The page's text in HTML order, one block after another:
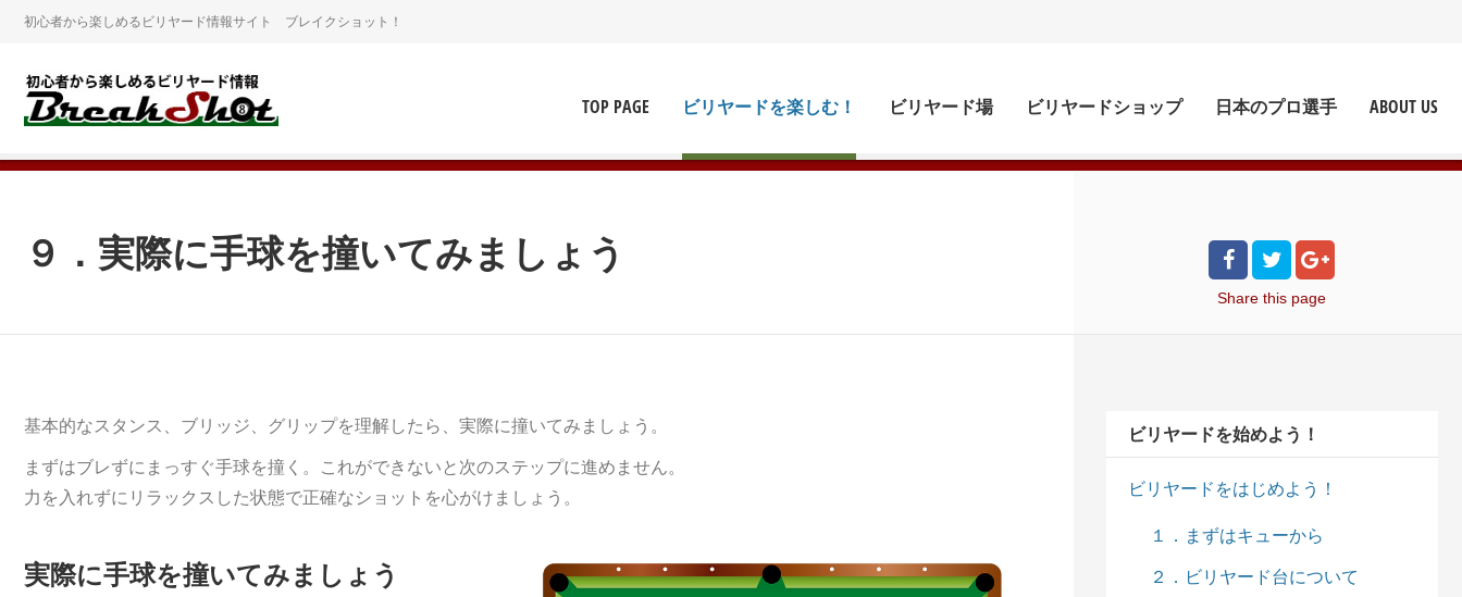
初心者から楽しめるビリヤード情報サイト ブレイクショット！
TOP PAGE ビリヤードを楽しむ！ ビリヤード場 ビリヤードショップ 日本のプロ選手 ABOUT US
９．実際に手球を撞いてみましょう
Share this page
基本的なスタンス、ブリッジ、グリップを理解したら、実際に撞いてみましょう。
まずはブレずにまっすぐ手球を撞く。これができないと次のステップに進めません。
力を入れずにリラックスした状態で正確なショットを心がけましょう。
実際に手球を撞いてみましょう
ビリヤードを始めよう！
ビリヤードをはじめよう！
１．まずはキューから
２．ビリヤード台について